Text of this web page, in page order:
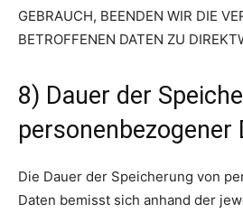
GEBRAUCH, BEENDEN WIR DIE
BETROFFENEN DATEN ZU
8) Dauer der
personenbezogener
Die Dauer der Speicherung von
Daten bemisst sich anhand der